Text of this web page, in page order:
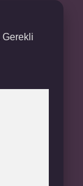
Gerekli